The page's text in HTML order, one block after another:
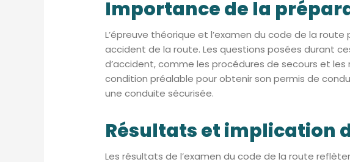
Importance de la
L’épreuve théorique et l’examen du code de la
accident de la route. Les questions posées durant
d’accident, comme les procédures de secours et
condition préalable pour obtenir son permis de
une conduite sécurisée.
Résultats et implication
Les résultats de l’examen du code de la route